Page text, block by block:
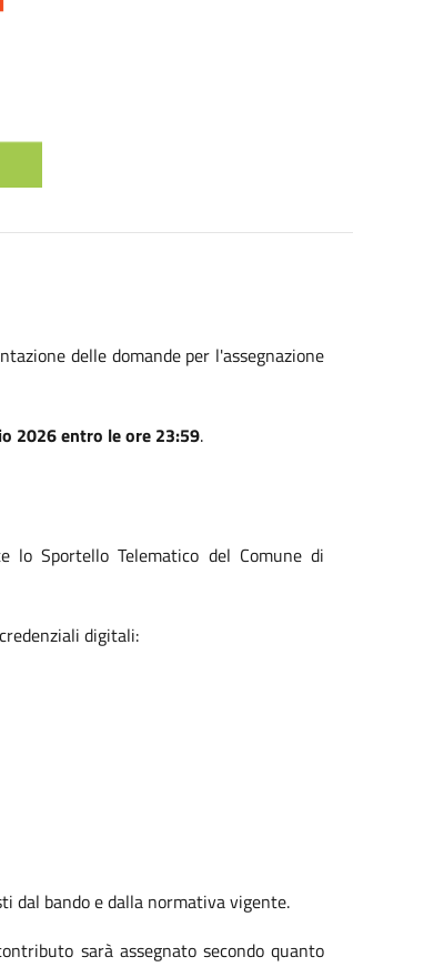
delle domande per l'assegnazione
2026 entro le ore 23:59.
lo Sportello Telematico del Comune di
digitali:
dal bando e dalla normativa vigente.
sarà assegnato secondo quanto